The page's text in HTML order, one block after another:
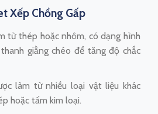
Xếp Chồng Gấp
từ thép hoặc nhôm, có dạng hình
giằng chéo để tăng độ chắc
làm từ nhiều loại vật liệu khác
hoặc tấm kim loại.